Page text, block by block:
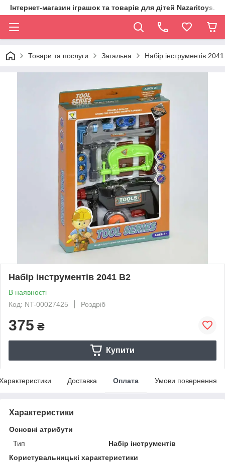
Інтернет-магазин іграшок та товарів для дітей
Товари та послуги Загальна Набір інструментів
Набір інструментів 2041 В2
В наявності
Код: NT-00027425
Роздріб
375 ₴
Купити
Доставка Оплата Умови повернення
Характеристики
Основні атрибути
Тип
Набір інструментів
Користувальницькі характеристики